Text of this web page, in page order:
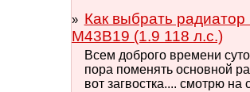
Как выбрать
M43B19 (1.9 118 л.с.)
Всем доброго времени
пора поменять основной
вот загвостка.... смотрю на